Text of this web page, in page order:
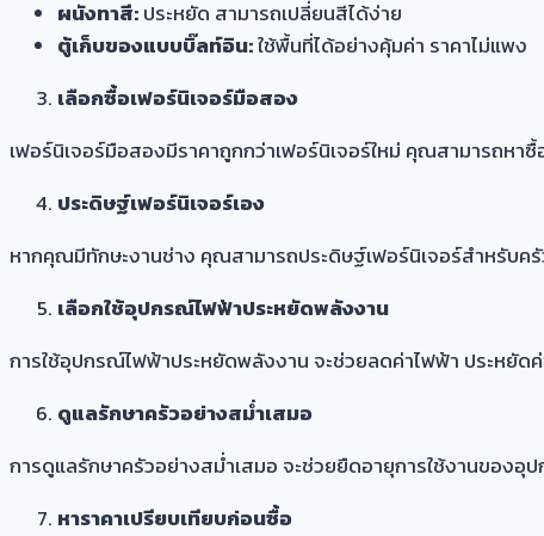
ผนังทาสี:ประหยัด สามารถเปลี่ยนสีได้ง่าย
ตู้เก็บของแบบบิ๊ลท์อิน:ใช้พื้นที่ได้อย่างคุ้มค่า ราคาไม่แพง
เลือกซื้อเฟอร์นิเจอร์มือสอง
เฟอร์นิเจอร์มือสองมีราคาถูกกว่าเฟอร์นิเจอร์ใหม่ คุณสามารถห
ประดิษฐ์เฟอร์นิเจอร์เอง
หากคุณมีทักษะงานช่าง คุณสามารถประดิษฐ์เฟอร์นิเจอร์สำหรับครั
เลือกใช้อุปกรณ์ไฟฟ้าประหยัดพลังงาน
การใช้อุปกรณ์ไฟฟ้าประหยัดพลังงาน จะช่วยลดค่าไฟฟ้า ประหยัดค่
ดูแลรักษาครัวอย่างสม่ำเสมอ
การดูแลรักษาครัวอย่างสม่ำเสมอ จะช่วยยืดอายุการใช้งานของอุ
หาราคาเปรียบเทียบก่อนซื้อ